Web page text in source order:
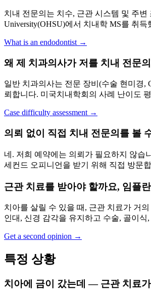
치내 전문의는 치수, 근관 시스템 및 주변
University(OHSU)에서 치내학 MS를 취
What is an endodontist →
왜 제 치과의사가 저를 치내 전문
일반 치과의사는 전문 장비(수술 현미경,
뢰합니다. 미국치내학회의 사례 난이도
Case difficulty assessment →
의뢰 없이 직접 치내 전문의를 볼
네. 저희 예약에는 의뢰가 필요하지 않습
세컨드 오피니언을 받기 위해 직접 방문
근관 치료를 받아야 할까요, 임플
치아를 살릴 수 있을 때, 근관 치료가 거
인대, 신경 감각을 유지하고 수술, 골이
Get a second opinion →
특정 상황
치아에 금이 갔는데 — 근관 치료